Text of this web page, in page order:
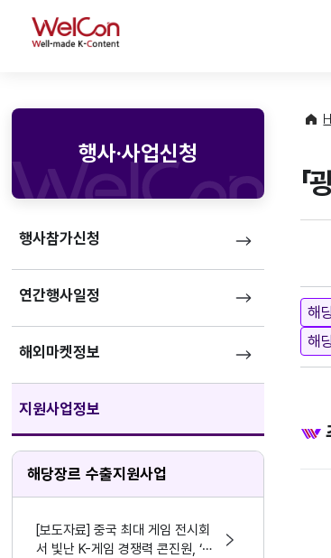
WelCon
행사·사업신청
행사참가신청
연간행사일정
해외마켓정보
지원사업정보
해당장르 수출지원사업
[보도자료] 중국 최대 게임 전시회
서 빛난 K-게임 경쟁력 콘진원, ‘차
해
해